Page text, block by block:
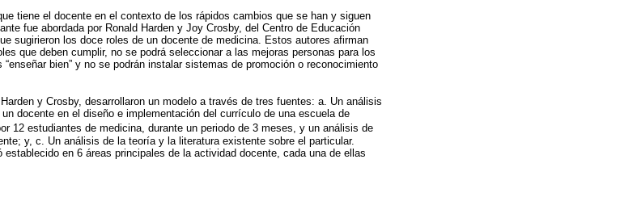
tiene el docente en el contexto de los rápidos cambios que se han y siguen
fue abordada por Ronald Harden y Joy Crosby, del Centro de Educación
sugirieron los doce roles de un docente de medicina. Estos autores afirman
que deben cumplir, no se podrá seleccionar a las mejoras personas para los
bien” y no se podrán instalar sistemas de promoción o reconocimiento
y Crosby, desarrollaron un modelo a través de tres fuentes: a. Un análisis
docente en el diseño e implementación del currículo de una escuela de
12 estudiantes de medicina, durante un periodo de 3 meses, y un análisis de
y, c. Un análisis de la teoría y la literatura existente sobre el particular.
en 6 áreas principales de la actividad docente, cada una de ellas